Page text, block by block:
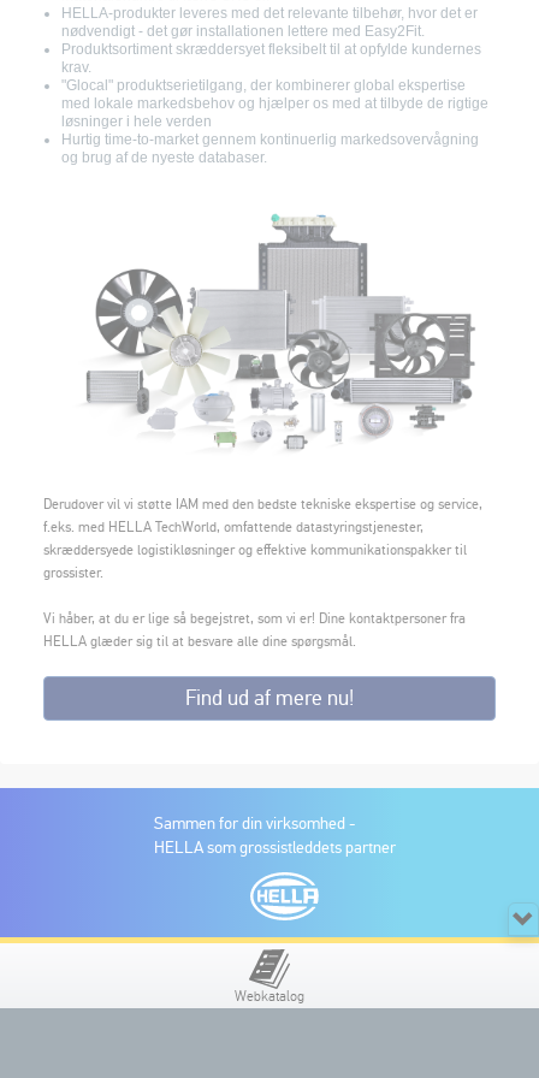
HELLA-produkter leveres med det relevante tilbehør, hvor det er
nødvendigt - det gør installationen lettere med Easy2Fit.
Produktsortiment skræddersyet fleksibelt til at opfylde kundernes
krav.
"Glocal" produktserietilgang, der kombinerer global ekspertise
med lokale markedsbehov og hjælper os med at tilbyde de rigtige
løsninger i hele verden
Hurtig time-to-market gennem kontinuerlig markedsovervågning
og brug af de nyeste databaser.
Derudover vil vi støtte IAM med den bedste tekniske ekspertise og service,
f.eks. med HELLA TechWorld, omfattende datastyringstjenester,
skræddersyede logistikløsninger og effektive kommunikationspakker til
grossister.
Vi håber, at du er lige så begejstret, som vi er! Dine kontaktpersoner fra
HELLA glæder sig til at besvare alle dine spørgsmål.
Find ud af mere nu!
Sammen for din virksomhed -
HELLA som grossistleddets partner
Webkatalog